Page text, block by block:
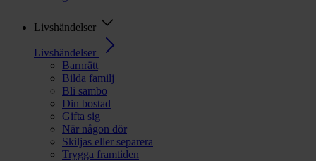
Livshändelser
Livshändelser
Barnrätt
Bilda familj
Bli sambo
Din bostad
Gifta sig
När någon dör
Skiljas eller separera
Trygga framtiden